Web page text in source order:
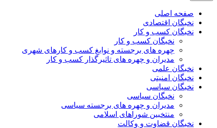
ورزش ایران – کتاب نخبگان کسب و کار ایران – کتاب نخبگان ایران
صفحه اصلی
نخبگان اقتصادی
نخبگان کسب و کار
نخبگان کسب و کار
چهره های برجسته و نوابغ کسب و کارهای شهری
مدیران و چهره های تاثیرگذار کسب و کار
نخبگان علمی
نخبگان امنیتی
نخبگان سیاسی
نخبگان سیاسی
مدیران و چهره های برجسته سیاسی
منتخبین شوراهای اسلامی
نخبگان قضاوت و وکالت